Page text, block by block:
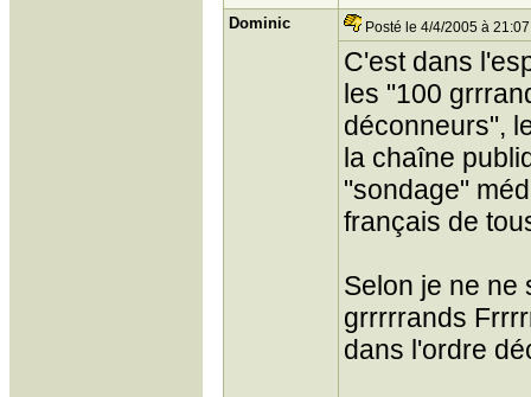
Dominic Posté le 4/4/2005 à 21:07
C'est dans
les "100
déconneurs",
la chaîne
"sondage"
français de
Selon je ne ne
grrrrrands
dans l'ordre